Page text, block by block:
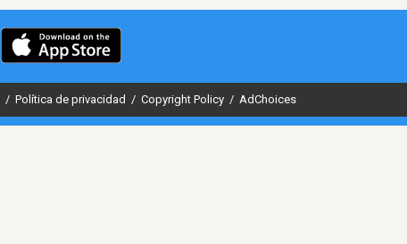
/ Política de privacidad / Copyright Policy / AdChoices